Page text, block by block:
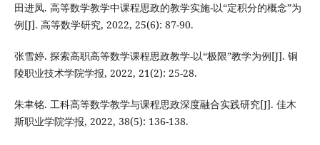
田进凤. 高等数学教学中课程思政的教学实施-以“定积分的概念”为
例[J]. 高等数学研究, 2022, 25(6): 87-90.
张雪婷. 探索高职高等数学课程思政教学-以“极限”教学为例[J]. 铜
陵职业技术学院学报, 2022, 21(2): 25-28.
朱聿铭. 工科高等数学教学与课程思政深度融合实践研究[J]. 佳木
斯职业学院学报, 2022, 38(5): 136-138.